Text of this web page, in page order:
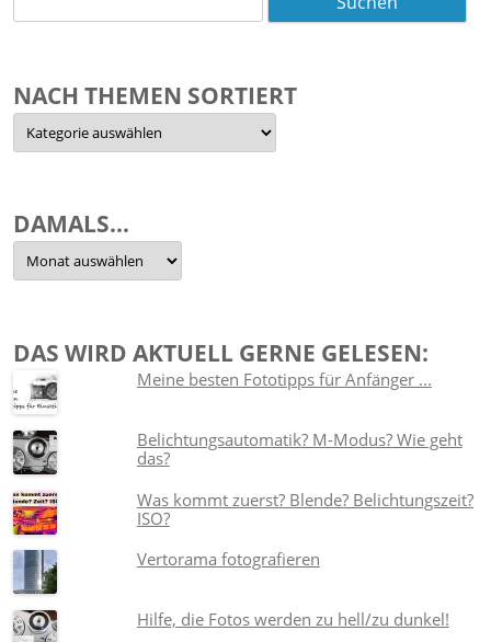
nach:
NACH THEMEN SORTIERT
Nach
Themen
sortiert
DAMALS…
Damals…
DAS WIRD AKTUELL GERNE GELESEN:
Meine besten Fototipps für Anfänger ...
Belichtungsautomatik? M-Modus? Wie geht
das?
Was kommt zuerst? Blende? Belichtungszeit?
ISO?
Vertorama fotografieren
Hilfe, die Fotos werden zu hell/zu dunkel!